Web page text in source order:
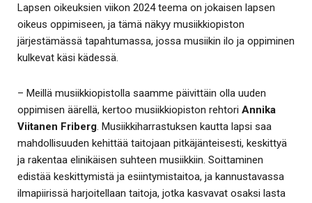
Lapsen oikeuksien viikon 2024 teema on jokaisen lapsen
oikeus oppimiseen, ja tämä näkyy musiikkiopiston
järjestämässä tapahtumassa, jossa musiikin ilo ja oppiminen
kulkevat käsi kädessä.
– Meillä musiikkiopistolla saamme päivittäin olla uuden
oppimisen äärellä, kertoo musiikkiopiston rehtori Annika
Viitanen Friberg. Musiikkiharrastuksen kautta lapsi saa
mahdollisuuden kehittää taitojaan pitkäjänteisesti, keskittyä
ja rakentaa elinikäisen suhteen musiikkiin. Soittaminen
edistää keskittymistä ja esiintymistaitoa, ja kannustavassa
ilmapiirissä harjoitellaan taitoja, jotka kasvavat osaksi lasta